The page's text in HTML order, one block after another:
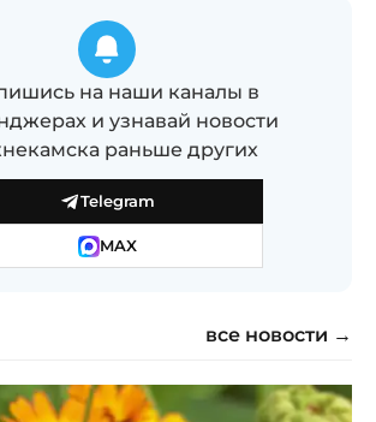
на наши каналы в
и узнавай новости
раньше других
Telegram
MAX
все новости →